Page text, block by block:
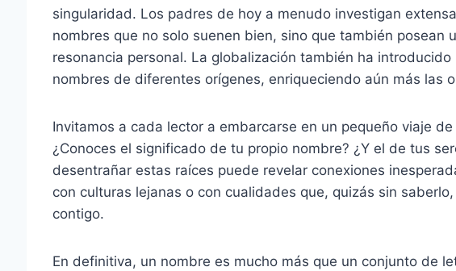
singularidad. Los padres de hoy a menudo investigan
nombres que no solo suenen bien, sino que también posean
resonancia personal. La globalización también ha
nombres de diferentes orígenes, enriqueciendo aún más las
Invitamos a cada lector a embarcarse en un pequeño viaje
¿Conoces el significado de tu propio nombre? ¿Y el de tus
desentrañar estas raíces puede revelar conexiones
con culturas lejanas o con cualidades que, quizás sin
contigo.
En definitiva, un nombre es mucho más que un conjunto de